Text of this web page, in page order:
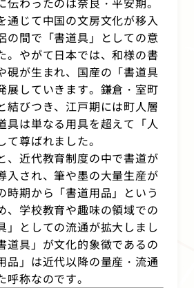
通じて中国の文房文化が移入
の間で「書道具」としての意
。やがて日本では、和様の書
硯が生まれ、国産の「書道具
展していきます。鎌倉・室町
結びつき、江戸期には町人層
具は単なる用具を超えて「人
尊ばれました。
、近代教育制度の中で書道が
入され、筆や墨の大量生産が
時期から「書道用品」という
、学校教育や趣味の領域での
」としての流通が拡大しまし
道具」が文化的象徴であるの
品」は近代以降の量産・流通
称なのです。